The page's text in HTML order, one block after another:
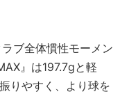
ブ全体慣性モーメン
』は197.7gと軽
りやすく、より球を